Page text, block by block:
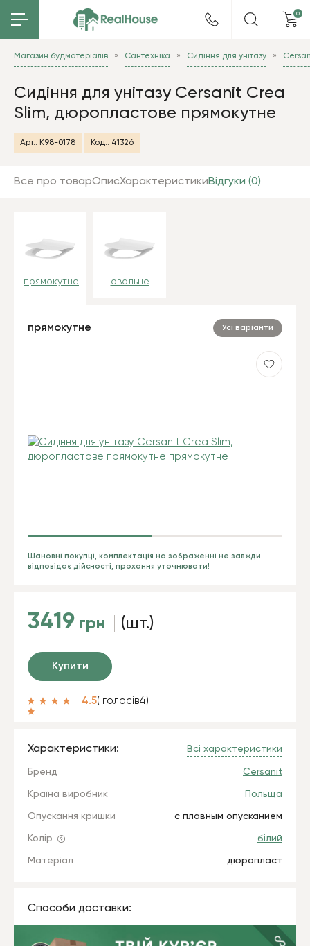
0
Магазин будматеріалів Сантехніка Сидіння для унітазу
Сидіння для унітазу Cersanit Crea
Slim, дюропластове прямокутне
Арт.: K98-0178 Код.: 41326
Все про товарОписХарактеристикиВідгуки (0)
Шановні покупці, комплектація на зображенні не завжди
відповідає дійсності, прохання уточнювати!
прямокутне овальне
прямокутне Усі варіанти
3419 грн (шт.)
Купити
4.5( голосів4)
Характеристики: Всі характеристики
Бренд Cersanit
Країна виробник Польща
Опускання кришки с плавным опусканием
Колір білий
Матеріал дюропласт
Способи доставки: